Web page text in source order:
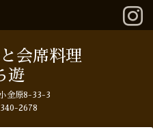
会席料理
遊
金原8-33-3
2678